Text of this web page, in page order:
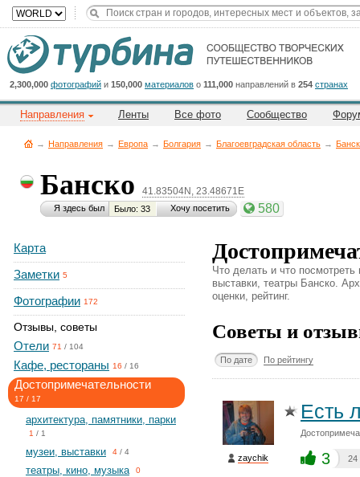
2,300,000 фотографий и 150,000 материалов о 111,000 направлений в 254 странах
Направления Ленты Все фото Сообщество
→ Направления → Европа → Болгария → Благоевградская область →
Банско 41.83504N, 23.48671E
Я здесь был Было: 33 Хочу посетить 580
Карта
Заметки 5
Фотографии 172
Отзывы, советы
Отели 71 / 104
Кафе, рестораны 16 / 16
Достопримечательности
17 / 17
архитектура, памятники, парки
1 / 1
музеи, выставки 4 / 4
театры, кино, музыка 0
Что делать и что
выставки, театры Банско.
оценки, рейтинг.
Советы и
По дате По рейтингу
zaychik
Есть
3 24
Cейчас
на
сайте:
Title
Button